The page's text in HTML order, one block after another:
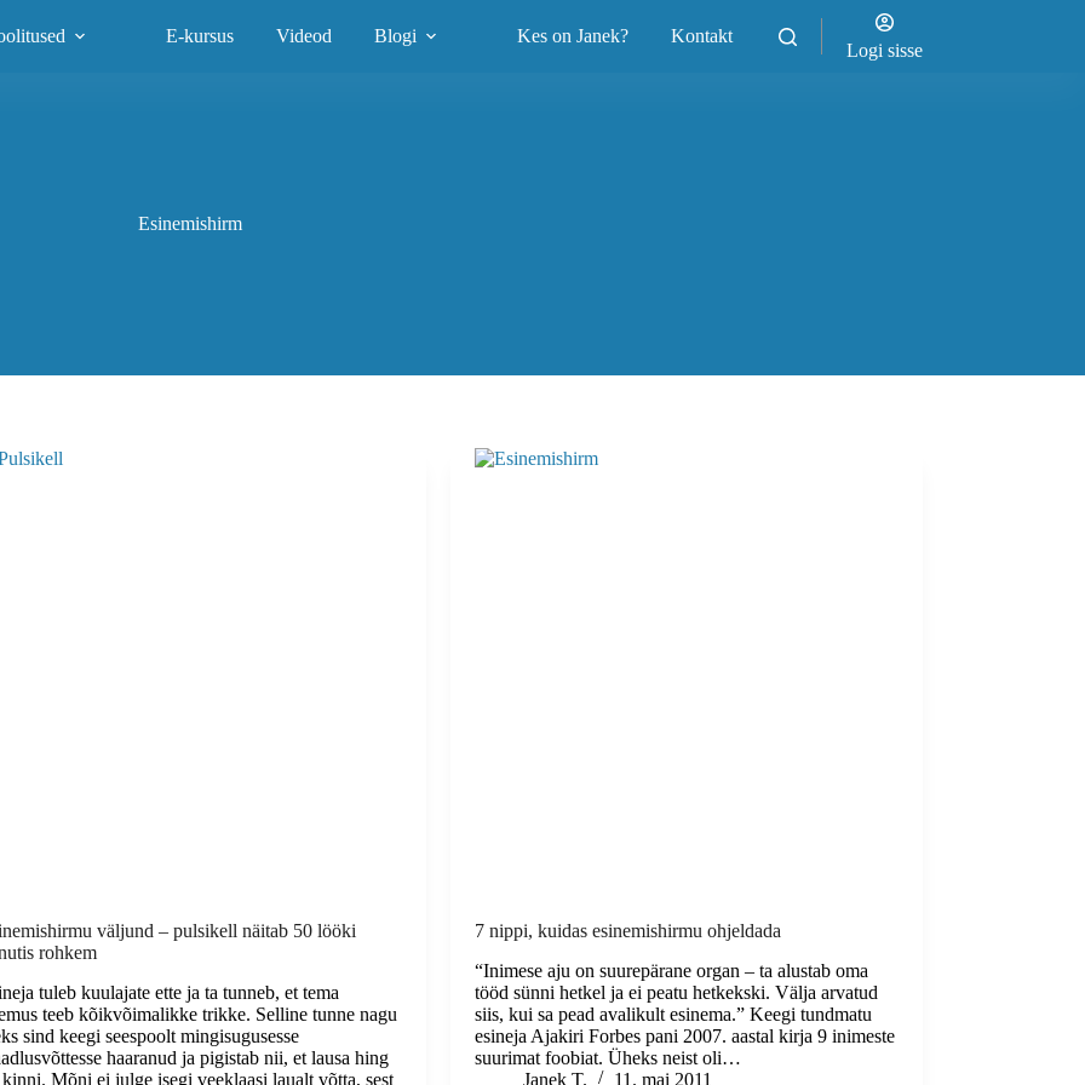
E-kursus Videod Blogi Kes on Janek? Kontakt
Logi sisse
Esinemishirm
väljund – pulsikell näitab 50 lööki
rohkem
tuleb kuulajate ette ja ta tunneb, et tema
teeb kõikvõimalikke trikke. Selline tunne nagu
sind keegi seespoolt mingisugusesse
haaranud ja pigistab nii, et lausa hing
Mõni ei julge isegi veeklaasi laualt võtta, sest
7 nippi, kuidas esinemishirmu ohjeldada
“Inimese aju on suurepärane organ – ta alustab oma
tööd sünni hetkel ja ei peatu hetkekski. Välja arvatud
siis, kui sa pead avalikult esinema.” Keegi tundmatu
esineja Ajakiri Forbes pani 2007. aastal kirja 9 inimeste
suurimat foobiat. Üheks neist oli…
Janek T.
11. mai 2011